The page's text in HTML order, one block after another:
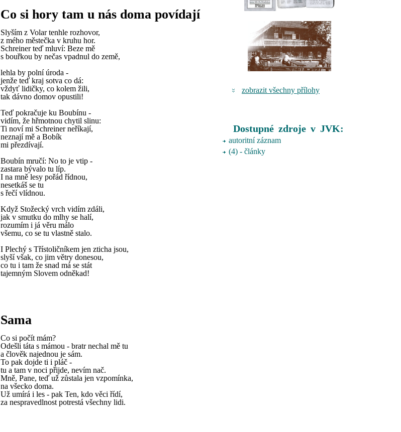
Co si hory tam u nás doma povídají
Slyším z Volar tenhle rozhovor,
z mého městečka v kruhu hor.
Schreiner teď mluví: Beze mě
s bouřkou by nečas vpadnul do země,
lehla by polní úroda -
jenže teď kraj sotva co dá:
vždyť lidičky, co kolem žili,
tak dávno domov opustili!
Teď pokračuje ku Boubínu -
vidím, že hřmotnou chytil slinu:
Ti noví mi Schreiner neříkají,
neznají mě a Bobík
mi přezdívají.
Boubín mručí: No to je vtip -
zastara bývalo tu líp.
I na mně lesy pořád řídnou,
nesetkáš se tu
s řečí vlídnou.
Když Stožecký vrch vidím zdáli,
jak v smutku do mlhy se halí,
rozumím i já věru málo
všemu, co se tu vlastně stalo.
I Plechý s Třístoličníkem jen zticha jsou,
slyší však, co jim větry donesou,
co tu i tam že snad má se stát
tajemným Slovem odněkad!
Sama
Co si počít mám?
Odešli táta s mámou - bratr nechal mě tu
a člověk najednou je sám.
To pak dojde ti i pláč -
tu a tam v noci přijde, nevím nač.
Mně, Pane, teď už zůstala jen vzpomínka,
na všecko doma.
Už umírá i les - pak Ten, kdo věci řídí,
za nespravedlnost potrestá všechny lidi.
zobrazit všechny přílohy
Dostupné zdroje v JVK:
autoritní záznam
(4) - články